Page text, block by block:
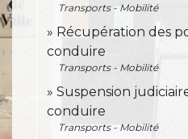
Transports - Mobilité
Récupération des
conduire
Transports - Mobilité
Suspension
conduire
Transports - Mobilité